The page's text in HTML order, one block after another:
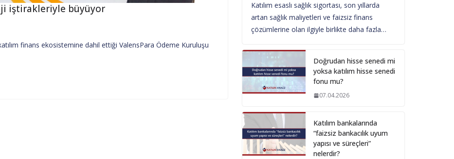
iştirakleriyle büyüyor
katılım finans ekosistemine dahil ettiği ValensPara Ödeme Kuruluşu
Katılım esaslı sağlık sigortası, son yıllarda
artan sağlık maliyetleri ve faizsiz finans
çözümlerine olan ilgiyle birlikte daha fazla…
Doğrudan hisse senedi mi
yoksa katılım hisse senedi
fonu mu?
07.04.2026
Katılım bankalarında
“faizsiz bankacılık uyum
yapısı ve süreçleri”
nelerdir?